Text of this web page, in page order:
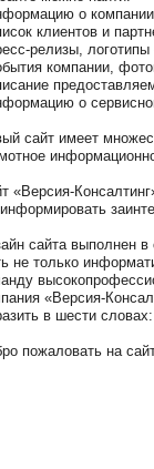
о компании
клиентов и
релизы,
компании,
о
сайт имеет
«Версия-
сайта выполнен в
не только
«Версия-
в шести
пожаловать на